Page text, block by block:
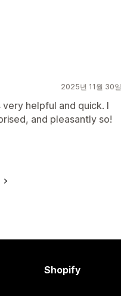
2025년 11월 30일
helpful and quick. I
and pleasantly so!
Shopify